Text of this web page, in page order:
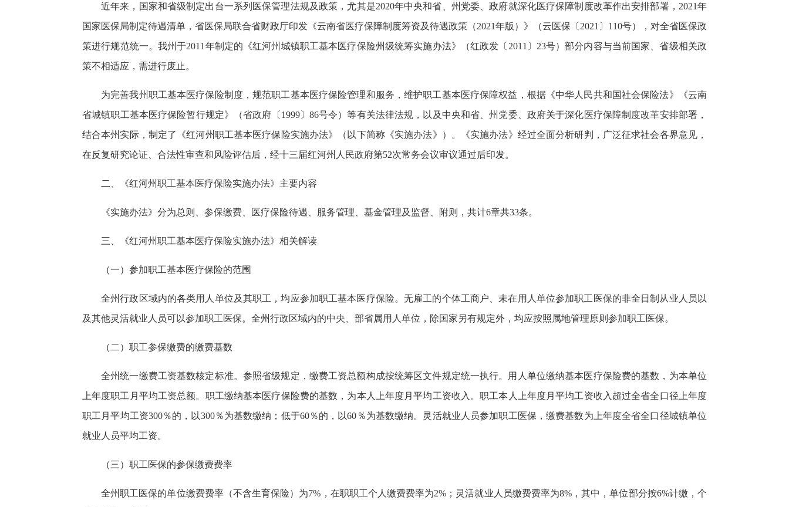
近年来，国家和省级制定出台一系列医保管理法规及政策，尤其是2020年中央和省、州党委、政府就深化医疗保障制度改革作出安排部署，2021年
国家医保局制定待遇清单，省医保局联合省财政厅印发《云南省医疗保障制度筹资及待遇政策（2021年版）》（云医保〔2021〕110号），对全省医保政
策进行规范统一。我州于2011年制定的《红河州城镇职工基本医疗保险州级统筹实施办法》（红政发〔2011〕23号）部分内容与当前国家、省级相关政
策不相适应，需进行废止。
为完善我州职工基本医疗保险制度，规范职工基本医疗保险管理和服务，维护职工基本医疗保障权益，根据《中华人民共和国社会保险法》《云南
省城镇职工基本医疗保险暂行规定》（省政府〔1999〕86号令）等有关法律法规，以及中央和省、州党委、政府关于深化医疗保障制度改革安排部署，
结合本州实际，制定了《红河州职工基本医疗保险实施办法》（以下简称《实施办法》）。《实施办法》经过全面分析研判，广泛征求社会各界意见，
在反复研究论证、合法性审查和风险评估后，经十三届红河州人民政府第52次常务会议审议通过后印发。
二、《红河州职工基本医疗保险实施办法》主要内容
《实施办法》分为总则、参保缴费、医疗保险待遇、服务管理、基金管理及监督、附则，共计6章共33条。
三、《红河州职工基本医疗保险实施办法》相关解读
（一）参加职工基本医疗保险的范围
全州行政区域内的各类用人单位及其职工，均应参加职工基本医疗保险。无雇工的个体工商户、未在用人单位参加职工医保的非全日制从业人员以
及其他灵活就业人员可以参加职工医保。全州行政区域内的中央、部省属用人单位，除国家另有规定外，均应按照属地管理原则参加职工医保。
（二）职工参保缴费的缴费基数
全州统一缴费工资基数核定标准。参照省级规定，缴费工资总额构成按统筹区文件规定统一执行。用人单位缴纳基本医疗保险费的基数，为本单位
上年度职工月平均工资总额。职工缴纳基本医疗保险费的基数，为本人上年度月平均工资收入。职工本人上年度月平均工资收入超过全省全口径上年度
职工月平均工资300％的，以300％为基数缴纳；低于60％的，以60％为基数缴纳。灵活就业人员参加职工医保，缴费基数为上年度全省全口径城镇单位
就业人员平均工资。
（三）职工医保的参保缴费费率
全州职工医保的单位缴费费率（不含生育保险）为7%，在职职工个人缴费费率为2%；灵活就业人员缴费费率为8%，其中，单位部分按6%计缴，个